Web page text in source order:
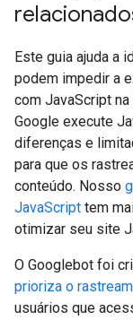
Este guia ajuda a
podem impedir a
com JavaScript
Google execute
diferenças e
para que os
conteúdo. Nosso
JavaScript tem
otimizar seu site
O Googlebot foi
prioriza o
usuários que